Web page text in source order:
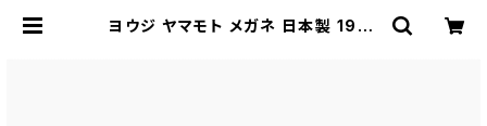
ヨウジ ヤマモト メガネ 日本製 19-0